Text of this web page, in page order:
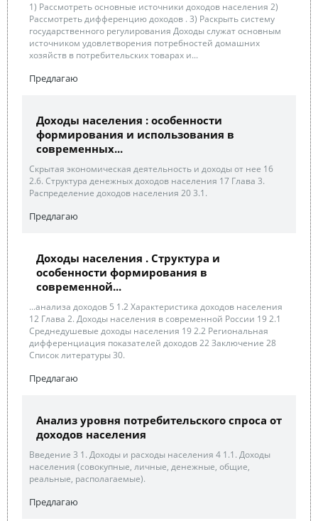
1) Рассмотреть основные источники доходов населения 2)
Рассмотреть дифференцию доходов . 3) Раскрыть систему
государственного регулирования Доходы служат основным
источником удовлетворения потребностей домашних
хозяйств в потребительских товарах и...
Предлагаю
Доходы населения : особенности
формирования и использования в
современных...
Скрытая экономическая деятельность и доходы от нее 16
2.6. Структура денежных доходов населения 17 Глава 3.
Распределение доходов населения 20 3.1.
Предлагаю
Доходы населения . Структура и
особенности формирования в
современной...
...анализа доходов 5 1.2 Характеристика доходов населения
12 Глава 2. Доходы населения в современной России 19 2.1
Среднедушевые доходы населения 19 2.2 Региональная
дифференциация показателей доходов 22 Заключение 28
Список литературы 30.
Предлагаю
Анализ уровня потребительского спроса от
доходов населения
Введение 3 1. Доходы и расходы населения 4 1.1. Доходы
населения (совокупные, личные, денежные, общие,
реальные, располагаемые).
Предлагаю